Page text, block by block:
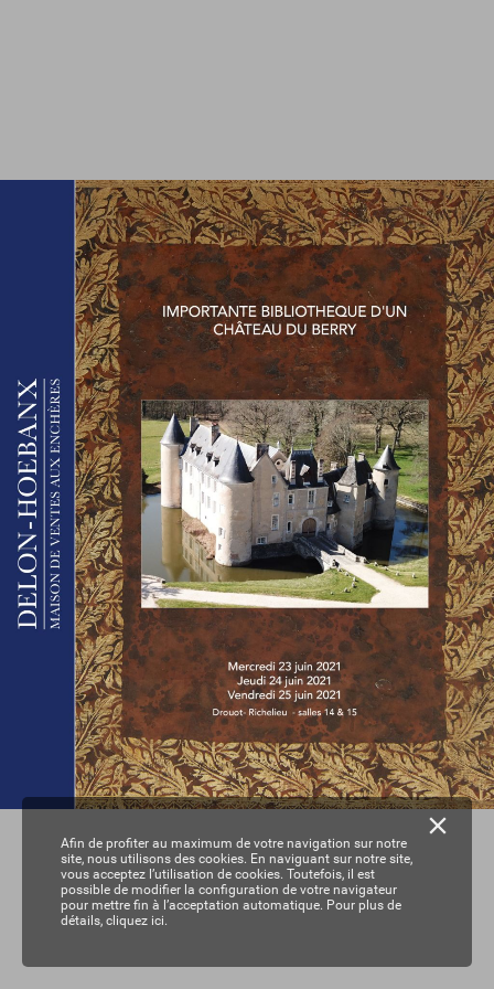
Afin de profiter au maximum de votre navigation sur notre
site, nous utilisons des cookies. En naviguant sur notre site,
vous acceptez l’utilisation de cookies. Toutefois, il est
possible de modifier la configuration de votre navigateur
pour mettre fin à l’acceptation automatique. Pour plus de
détails, cliquez ici.